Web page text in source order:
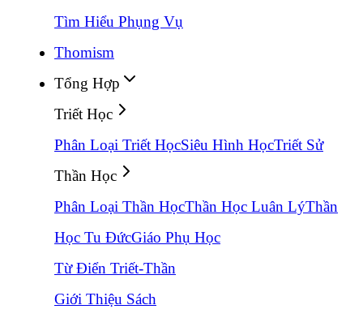
Tìm Hiểu Phụng Vụ
Thomism
Tổng Hợp
Triết Học
Phân Loại Triết HọcSiêu Hình HọcTriết Sử
Thần Học
Phân Loại Thần HọcThần Học Luân LýThần
Học Tu ĐứcGiáo Phụ Học
Từ Điển Triết-Thần
Giới Thiệu Sách